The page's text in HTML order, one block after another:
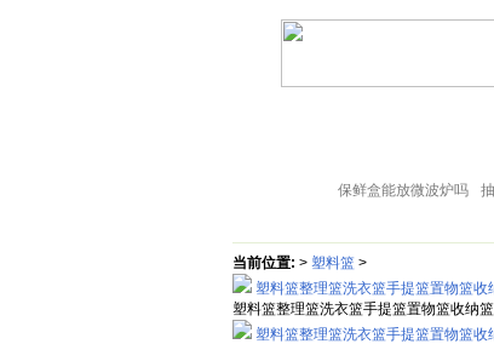
塑料
保鲜盒能放微波炉吗
当前位置: > 塑料篮 >
塑料篮整理篮洗衣篮手提篮置物篮
塑料篮整理篮洗衣篮手提篮置物篮收纳
塑料篮整理篮洗衣篮手提篮置物篮收